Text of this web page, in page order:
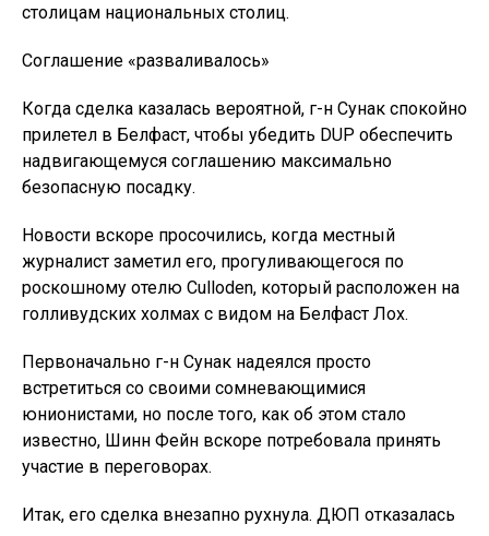
столицам национальных столиц.
Соглашение «разваливалось»
Когда сделка казалась вероятной, г-н Сунак спокойно
прилетел в Белфаст, чтобы убедить DUP обеспечить
надвигающемуся соглашению максимально
безопасную посадку.
Новости вскоре просочились, когда местный
журналист заметил его, прогуливающегося по
роскошному отелю Culloden, который расположен на
голливудских холмах с видом на Белфаст Лох.
Первоначально г-н Сунак надеялся просто
встретиться со своими сомневающимися
юнионистами, но после того, как об этом стало
известно, Шинн Фейн вскоре потребовала принять
участие в переговорах.
Итак, его сделка внезапно рухнула. ДЮП отказалась